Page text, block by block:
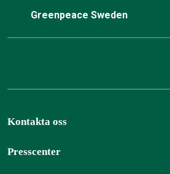
Greenpeace Sweden
Kontakta oss
Presscenter